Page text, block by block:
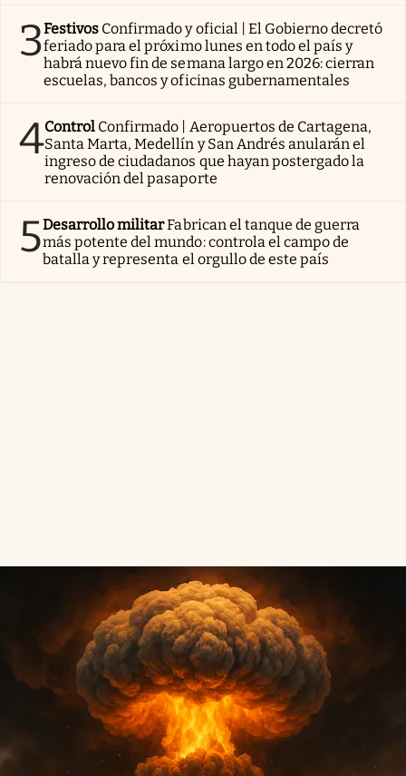
3Festivos Confirmado y oficial | El Gobierno decretó
feriado para el próximo lunes en todo el país y
habrá nuevo fin de semana largo en 2026: cierran
escuelas, bancos y oficinas gubernamentales
4Control Confirmado | Aeropuertos de Cartagena,
Santa Marta, Medellín y San Andrés anularán el
ingreso de ciudadanos que hayan postergado la
renovación del pasaporte
5Desarrollo militarFabrican el tanque de guerra
más potente del mundo: controla el campo de
batalla y representa el orgullo de este país